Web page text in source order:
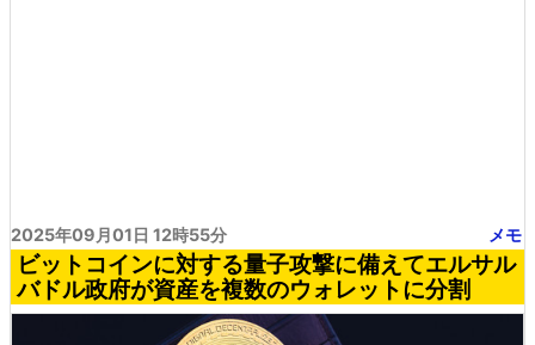
2025年09月01日 12時55分 メモ
ビットコインに対する量子攻撃に備えてエルサル
バドル政府が資産を複数のウォレットに分割